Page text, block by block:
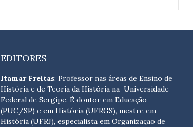
EDITORES
Itamar Freitas: Professor nas áreas de Ensino de
História e de Teoria da História na Universidade
Federal de Sergipe. É doutor em Educação
(PUC/SP) e em História (UFRGS), mestre em
História (UFRJ), especialista em Organização de